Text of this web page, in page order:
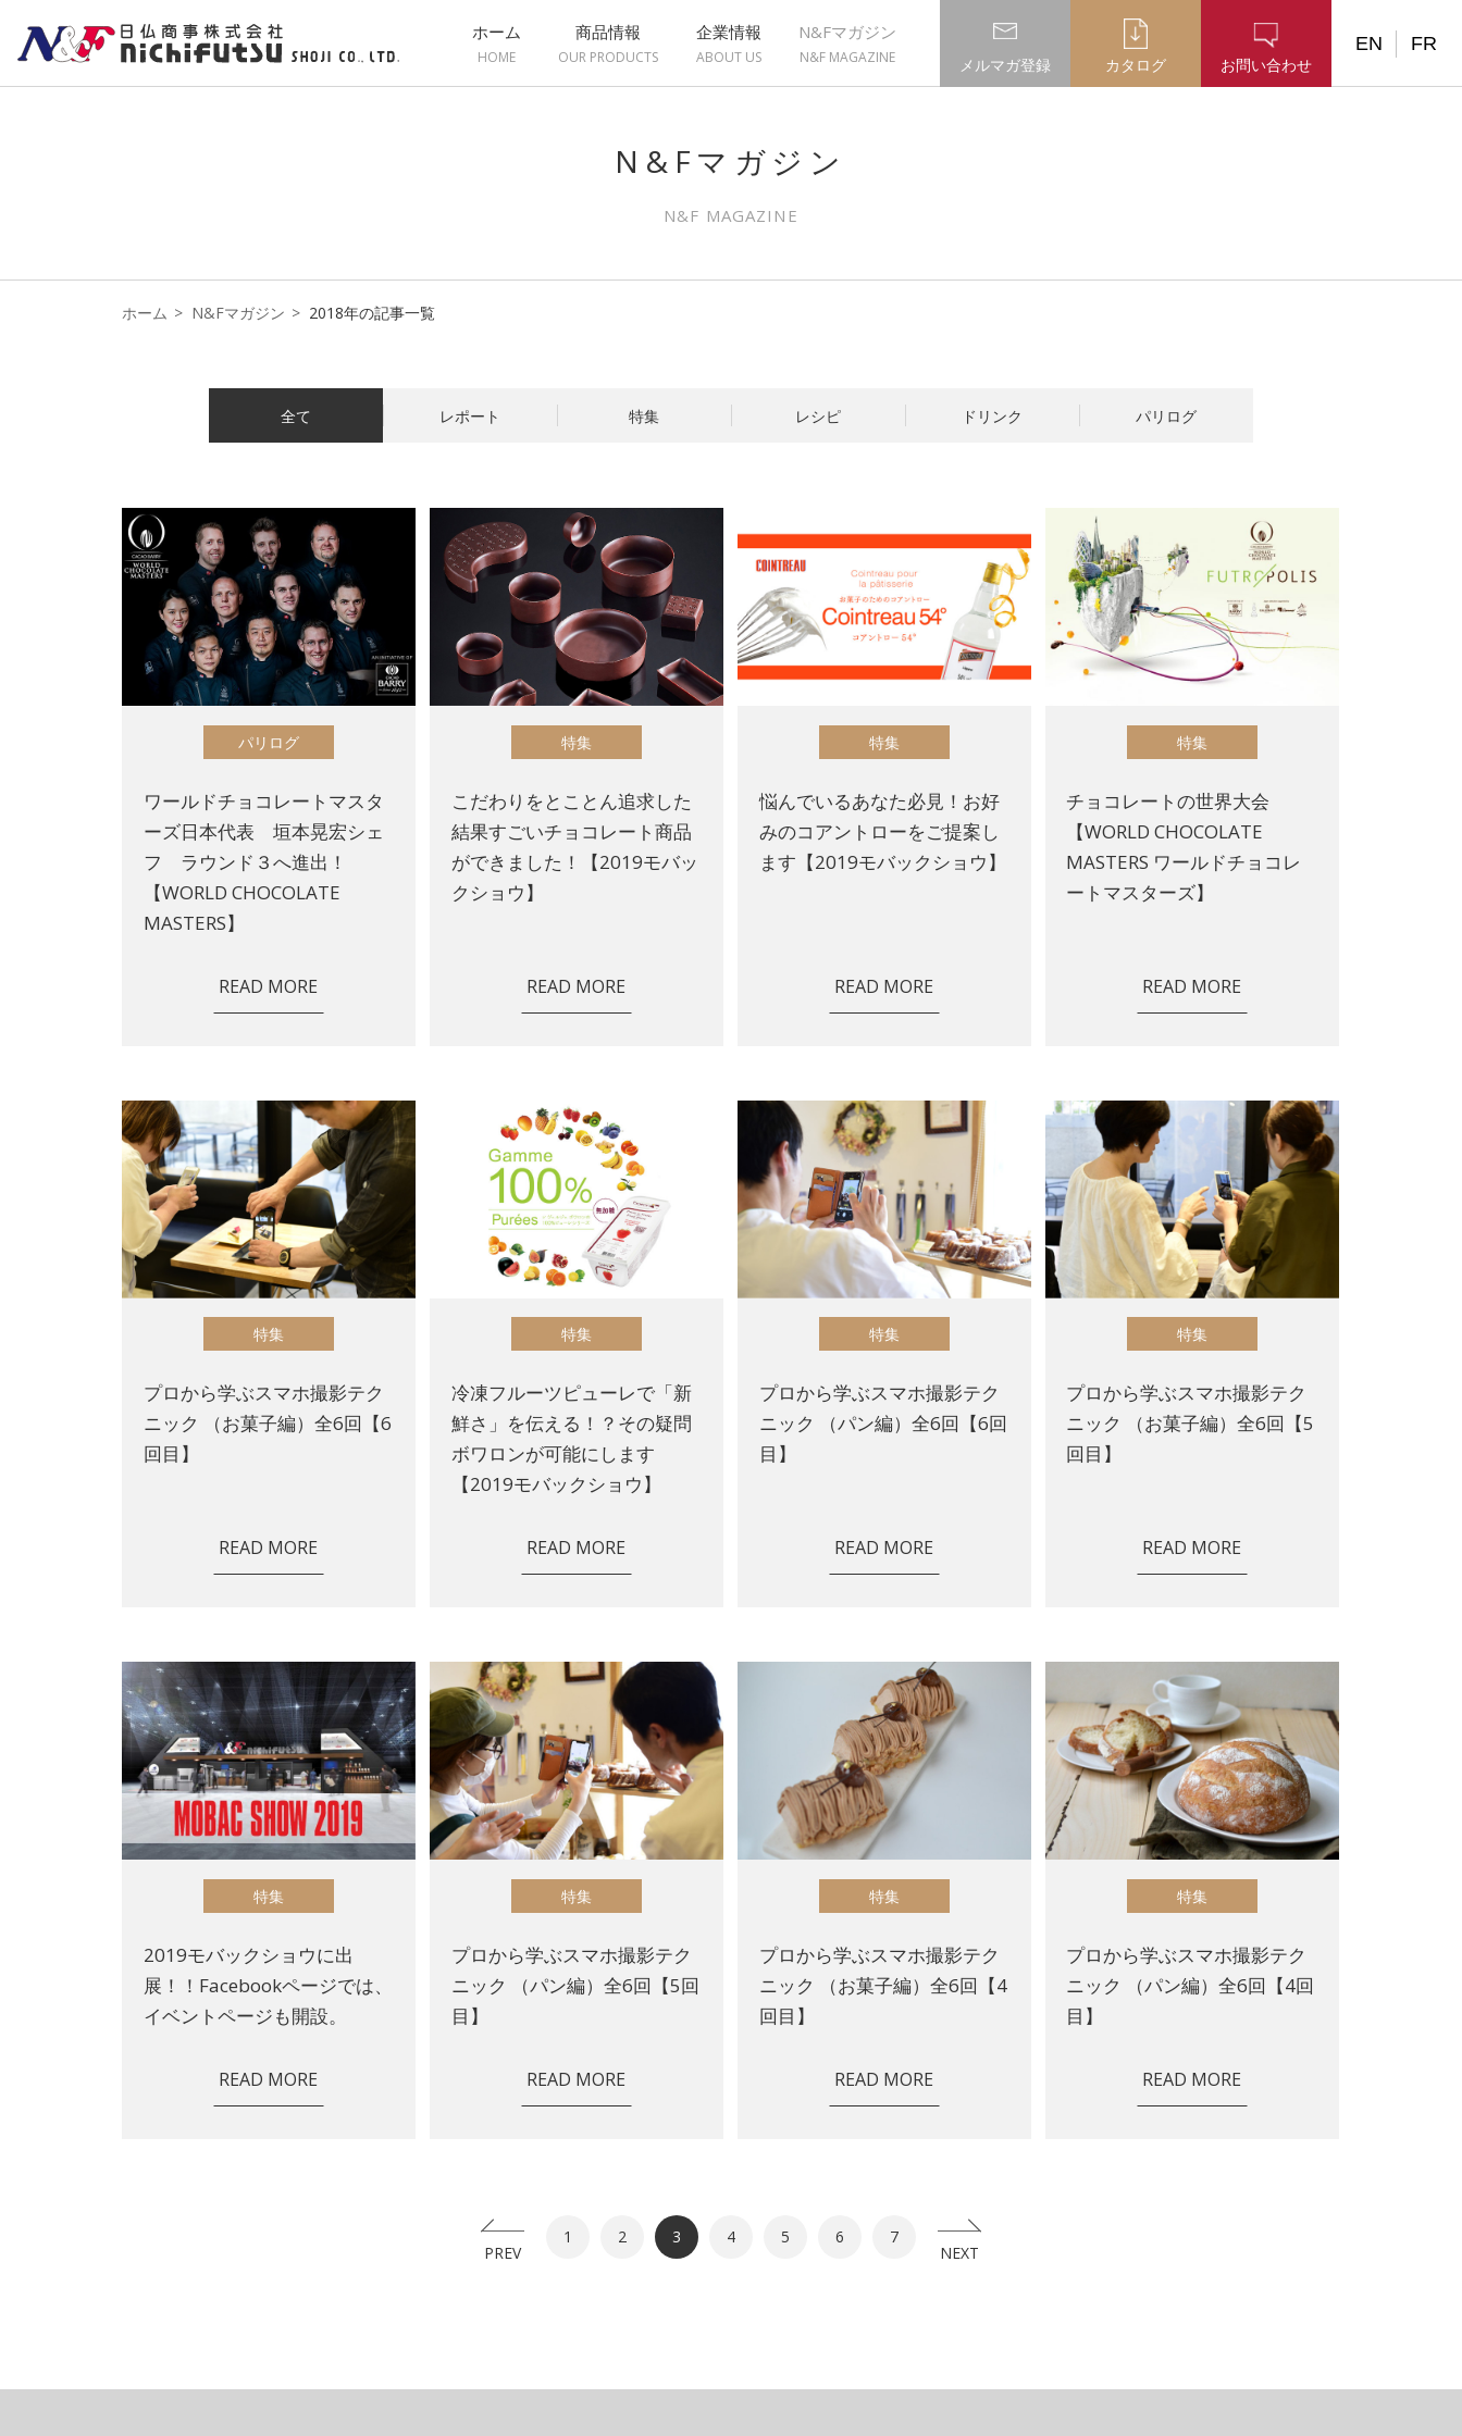
ホーム
HOME
商品情報
OUR PRODUCTS
企業情報
ABOUT US
N&Fマガジン
N&F MAGAZINE メルマガ登録 カタログ お問い合わせ
EN FR
N&Fマガジン
N&F MAGAZINE
ホーム N&Fマガジン 2018年の記事一覧
全て レポート 特集 レシピ ドリンク パリログ
パリログ
ワールドチョコレートマスタ
ーズ日本代表 垣本晃宏シェ
フ ラウンド３へ進出！
【WORLD CHOCOLATE
MASTERS】
READ MORE
特集
こだわりをとことん追求した
結果すごいチョコレート商品
ができました！【2019モバッ
クショウ】
READ MORE
特集
悩んでいるあなた必見！お好
みのコアントローをご提案し
ます【2019モバックショウ】
READ MORE
特集
チョコレートの世界大会
【WORLD CHOCOLATE
MASTERS ワールドチョコレ
ートマスターズ】
READ MORE
特集
プロから学ぶスマホ撮影テク
ニック （お菓子編）全6回【6
回目】
READ MORE
特集
冷凍フルーツピューレで「新
鮮さ」を伝える！？その疑問
ボワロンが可能にします
【2019モバックショウ】
READ MORE
特集
プロから学ぶスマホ撮影テク
ニック （パン編）全6回【6回
目】
READ MORE
特集
プロから学ぶスマホ撮影テク
ニック （お菓子編）全6回【5
回目】
READ MORE
特集
2019モバックショウに出
展！！Facebookページでは、
イベントページも開設。
READ MORE
特集
プロから学ぶスマホ撮影テク
ニック （パン編）全6回【5回
目】
READ MORE
特集
プロから学ぶスマホ撮影テク
ニック （お菓子編）全6回【4
回目】
READ MORE
特集
プロから学ぶスマホ撮影テク
ニック （パン編）全6回【4回
目】
READ MORE
PREV
1 2 3 4 5 6 7
NEXT